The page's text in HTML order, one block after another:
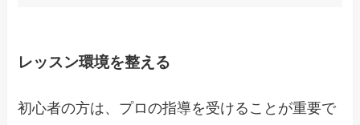
レッスン環境を整える
初心者の方は、プロの指導を受けることが重要で